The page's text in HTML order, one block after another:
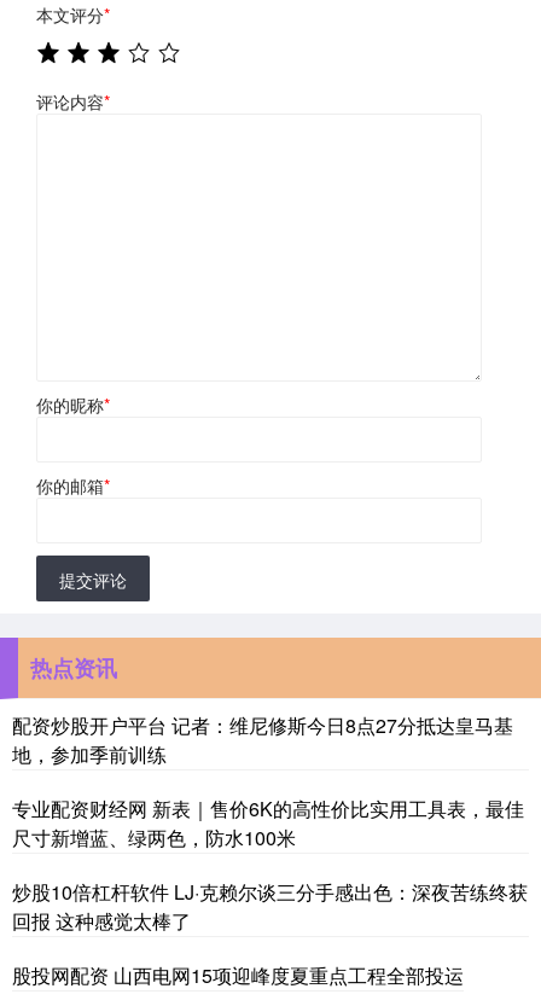
本文评分*
评论内容*
你的昵称*
你的邮箱*
提交评论
热点资讯
配资炒股开户平台 记者：维尼修斯今日8点27分抵达皇马基
地，参加季前训练
专业配资财经网 新表｜售价6K的高性价比实用工具表，最佳
尺寸新增蓝、绿两色，防水100米
炒股10倍杠杆软件 LJ·克赖尔谈三分手感出色：深夜苦练终获
回报 这种感觉太棒了
股投网配资 山西电网15项迎峰度夏重点工程全部投运